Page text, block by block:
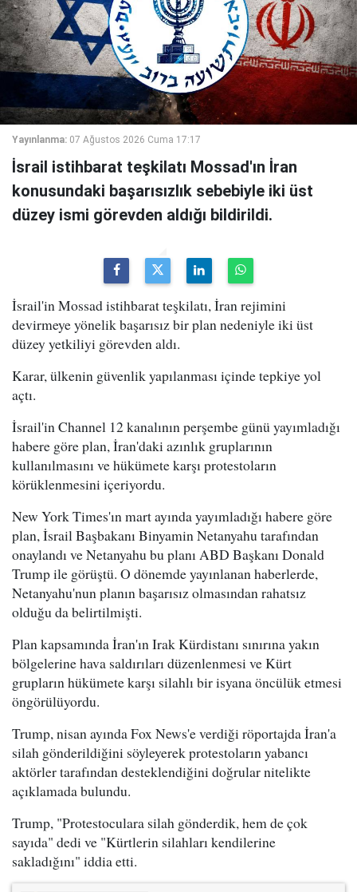
Yayınlanma: 07 Ağustos 2026 Cuma 17:17
İsrail istihbarat teşkilatı Mossad'ın İran
konusundaki başarısızlık sebebiyle iki üst
düzey ismi görevden aldığı bildirildi.
İsrail'in Mossad istihbarat teşkilatı, İran rejimini
devirmeye yönelik başarısız bir plan nedeniyle iki üst
düzey yetkiliyi görevden aldı.
Karar, ülkenin güvenlik yapılanması içinde tepkiye yol
açtı.
İsrail'in Channel 12 kanalının perşembe günü yayımladığı
habere göre plan, İran'daki azınlık gruplarının
kullanılmasını ve hükümete karşı protestoların
körüklenmesini içeriyordu.
New York Times'ın mart ayında yayımladığı habere göre
plan, İsrail Başbakanı Binyamin Netanyahu tarafından
onaylandı ve Netanyahu bu planı ABD Başkanı Donald
Trump ile görüştü. O dönemde yayınlanan haberlerde,
Netanyahu'nun planın başarısız olmasından rahatsız
olduğu da belirtilmişti.
Plan kapsamında İran'ın Irak Kürdistanı sınırına yakın
bölgelerine hava saldırıları düzenlenmesi ve Kürt
grupların hükümete karşı silahlı bir isyana öncülük etmesi
öngörülüyordu.
Trump, nisan ayında Fox News'e verdiği röportajda İran'a
silah gönderildiğini söyleyerek protestoların yabancı
aktörler tarafından desteklendiğini doğrular nitelikte
açıklamada bulundu.
Trump, "Protestoculara silah gönderdik, hem de çok
sayıda" dedi ve "Kürtlerin silahları kendilerine
sakladığını" iddia etti.